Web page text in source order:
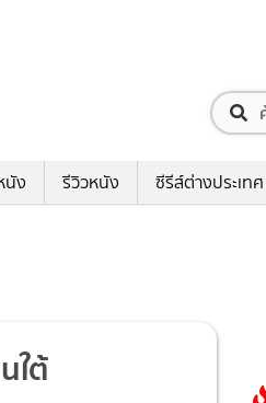
นัง รีวิวหนัง ซีรีส์ต่างประเทศ
ใต้